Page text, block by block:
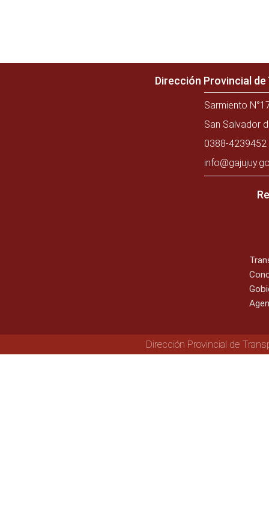
Dirección Provincial
Sarmiento
San Salvador
0388-
Dirección Provincial de